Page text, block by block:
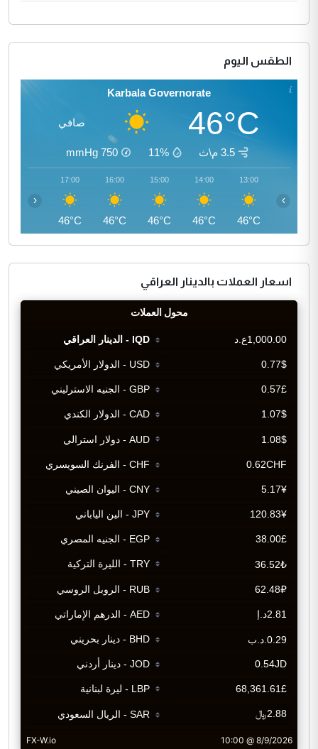
الطقس اليوم
Karbala Governorate
46°C صافي
3.5 م\ث 11%
750
mmHg
13:00
46°C
14:00
46°C
15:00
46°C
16:00
46°C
17:00
46°C
‹ ›
اسعار العملات بالدينار العراقي